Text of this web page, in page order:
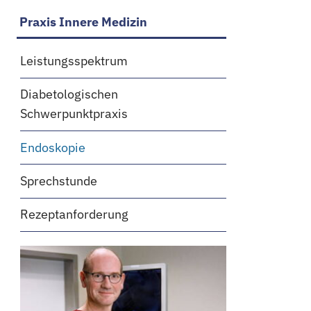
Navigation
überspringen
Praxis Innere Medizin
Leistungsspektrum
Diabetologischen
Schwerpunktpraxis
Endoskopie
Sprechstunde
Rezeptanforderung